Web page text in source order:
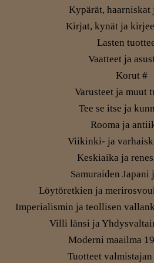
Kypärät,
Kirjat, kynät ja
Lasten
Vaatteet ja
Korut #
Varusteet ja muut
Tee se itse ja
Rooma ja
Viikinki- ja
Keskiaika ja
Samuraiden Japani
Löytöretkien ja
Imperialismin ja teollisen
Villi länsi ja
Moderni maailma
Tuotteet valmistajan